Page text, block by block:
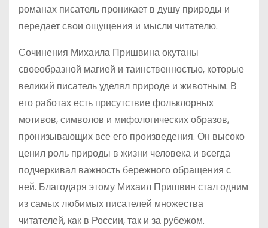
романах писатель проникает в душу природы и
передает свои ощущения и мысли читателю.
Сочинения Михаила Пришвина окутаны
своеобразной магией и таинственностью, которые
великий писатель уделял природе и животным. В
его работах есть присутствие фольклорных
мотивов, символов и мифологических образов,
пронизывающих все его произведения. Он высоко
ценил роль природы в жизни человека и всегда
подчеркивал важность бережного обращения с
ней. Благодаря этому Михаил Пришвин стал одним
из самых любимых писателей множества
читателей, как в России, так и за рубежом.